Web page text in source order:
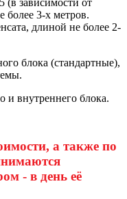
более 3-х метров.
длиной не более 2-
блока (стандартные),
и внутреннего блока.
а также по
- в день её